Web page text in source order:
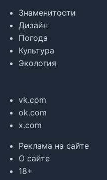
Знаменитости
Дизайн
Погода
Культура
Экология
vk.com
ok.com
x.com
Реклама на сайте
О сайте
18+